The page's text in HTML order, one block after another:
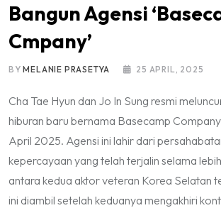
Bangun Agensi
Cmpany’
BYMELANIE PRASETYA 25 APRIL, 2025
Cha Tae Hyun dan Jo In Sung resmi
hiburan baru bernama Basecamp
April 2025. Agensi ini lahir dari
kepercayaan yang telah terjalin selama
antara kedua aktor veteran Korea Selatan
ini diambil setelah keduanya mengakhiri